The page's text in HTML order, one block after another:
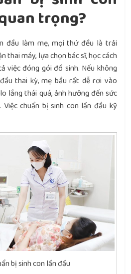
trọng?
đầu làm mẹ, mọi thứ đều là trải
thai máy, lựa chọn bác sĩ, học cách
việc đóng gói đồ sinh. Nếu không
thai kỳ, mẹ bầu rất dễ rơi vào
lắng thái quá, ảnh hưởng đến sức
chuẩn bị sinh con lần đầu kỹ
bị sinh con lần đầu